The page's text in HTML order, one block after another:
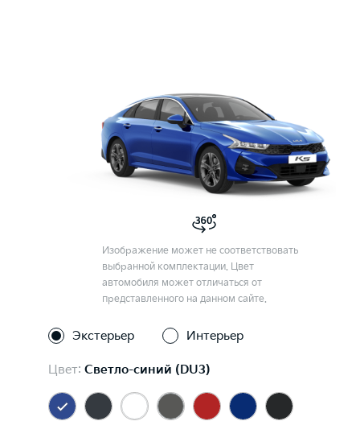
Изображение может не соответствовать
выбранной комплектации. Цвет
автомобиля может отличаться от
представленного на данном сайте.
Экстерьер Интерьер
Цвет: Светло-синий (DU3)